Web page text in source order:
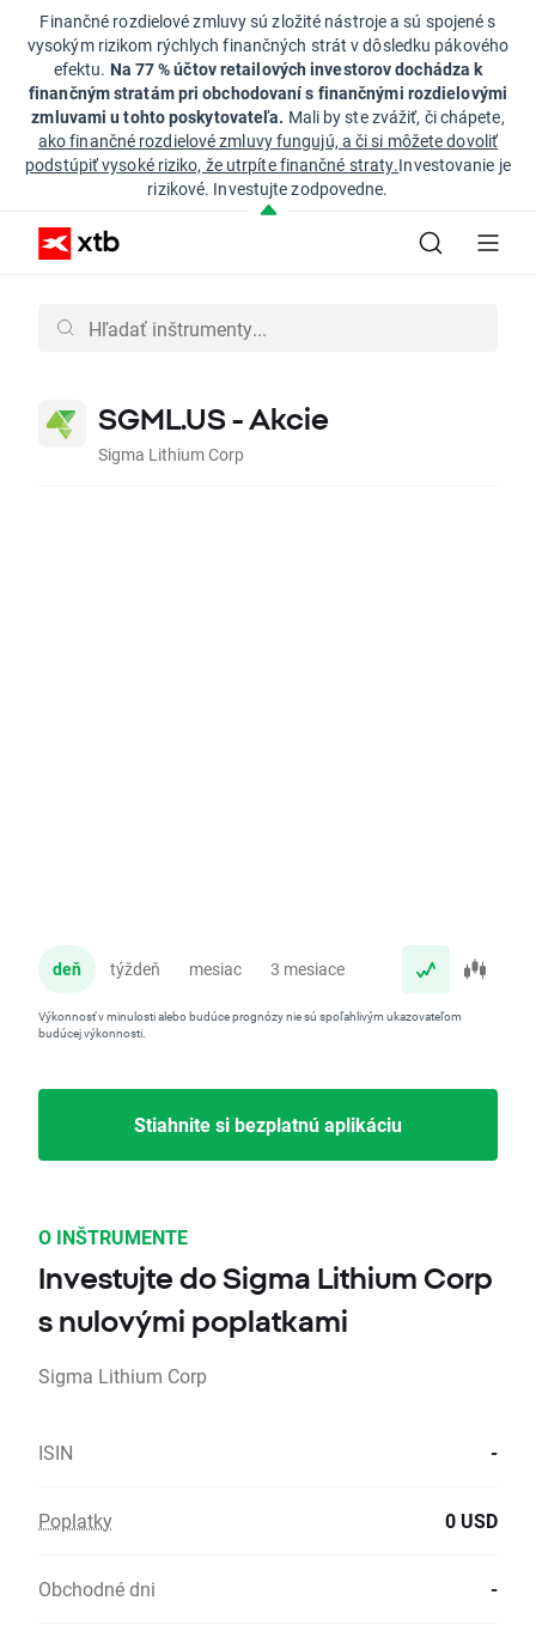
Finančné rozdielové zmluvy sú zložité nástroje a sú spojené s
vysokým rizikom rýchlych finančných strát v dôsledku pákového
efektu. Na 77 % účtov retailových investorov dochádza k
finančným stratám pri obchodovaní s finančnými rozdielovými
zmluvami u tohto poskytovateľa. Mali by ste zvážiť, či chápete,
ako finančné rozdielové zmluvy fungujú, a či si môžete dovoliť
podstúpiť vysoké riziko, že utrpíte finančné straty.Investovanie je
rizikové. Investujte zodpovedne.
SGML.US - Akcie
Sigma Lithium Corp
deň týždeň mesiac 3 mesiace
Výkonnosť v minulosti alebo budúce prognózy nie sú spoľahlivým ukazovateľom
budúcej výkonnosti.
Stiahnite si bezplatnú aplikáciu
O INŠTRUMENTE
Investujte do Sigma Lithium Corp
s nulovými poplatkami
Sigma Lithium Corp
ISIN -
Poplatky 0 USD
Obchodné dni -